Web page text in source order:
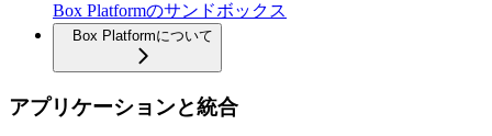
Box Platformのサンドボックス
Box Platformについて
アプリケーションと統合